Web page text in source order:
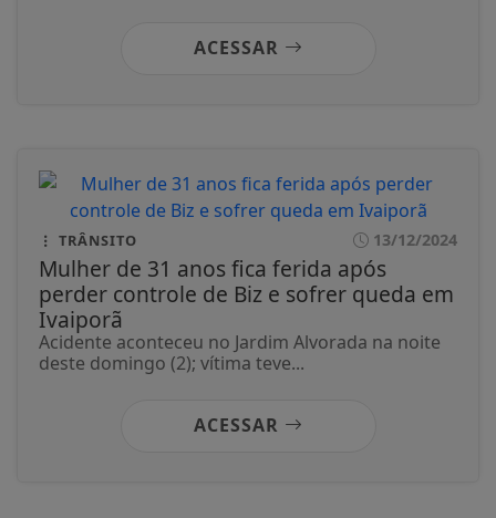
ACESSAR
TRÂNSITO 13/12/2024
Mulher de 31 anos fica ferida após
perder controle de Biz e sofrer queda em
Ivaiporã
Acidente aconteceu no Jardim Alvorada na noite
deste domingo (2); vítima teve...
ACESSAR